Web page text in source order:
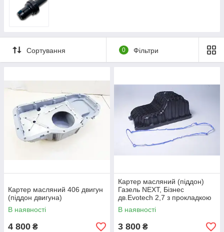
Сортування 0 Фільтри
Картер масляний 406 двигун
(піддон двигуна)
В наявності
4 800 ₴
Картер масляний (піддон)
Газель NEXT, Бізнес
дв.Evotech 2,7 з прокладкою
(пр. Авто Престиж)
В наявності
3 800 ₴